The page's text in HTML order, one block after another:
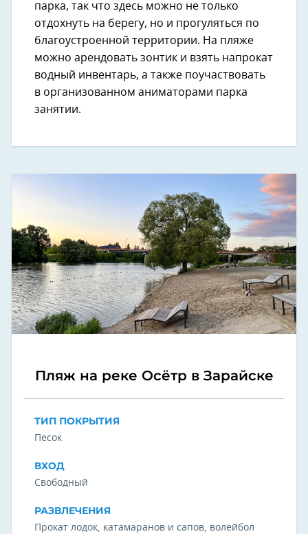
парка, так что здесь можно не только
отдохнуть на берегу, но и прогуляться по
благоустроенной территории. На пляже
можно арендовать зонтик и взять напрокат
водный инвентарь, а также поучаствовать
в организованном аниматорами парка
занятии.
Пляж на реке Осётр в Зарайске
ТИП ПОКРЫТИЯ
Песок
ВХОД
Свободный
РАЗВЛЕЧЕНИЯ
Прокат лодок, катамаранов и сапов, волейбол